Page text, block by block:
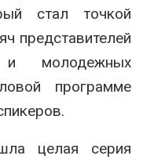
стал точкой
представителей
и молодежных
программе
целая серия